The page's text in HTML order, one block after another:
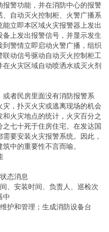
警功能，并在消防中心的报警
自动灭火控制柜、火警广播系
立即本区域火灾报警器上发出
上发出报警信号，并显示发生
警情立即启动火警广播，组织
动信号驱动自动灭火控制柜工
火灾区域自动喷洒水或灭火剂
者民房里面没有消防报警系
，扑灭火灾或逃离现场的机会
火灾地点的统计，火灾百分之
七十死于住房住宅。在发达国
要安装火灾报警系统。因此，
中的重要性不言而喻。
态消息
、安装时间、负责人、巡检次
中
护和管理；生成消防设备台